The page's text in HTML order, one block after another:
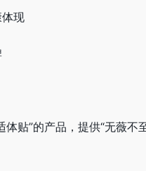
现
贴”的产品，提供“无薇不